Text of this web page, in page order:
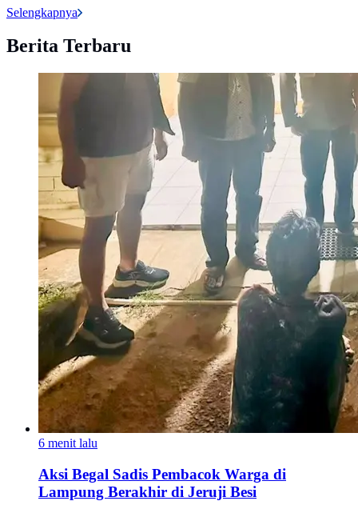
Selengkapnya
Berita Terbaru
6 menit lalu
Aksi Begal Sadis Pembacok Warga di
Lampung Berakhir di Jeruji Besi